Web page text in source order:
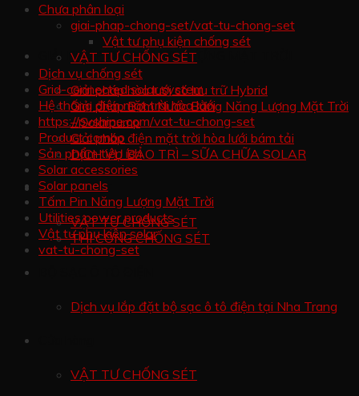
GIẢI PHÁP ĐIỆN NĂNG LƯỢNG MẶT TRỜI
Giải pháp hòa lưới có lưu trữ Hybrid
Giải pháp Bơm Nước Bằng Năng Lượng Mặt Trời
– Solarpump
Giải pháp điện mặt trời hòa lưới bám tải
DỊCH VỤ BẢO TRÌ – SỮA CHỮA SOLAR
CHỐNG SÉT
VẬT TƯ CHỐNG SÉT
THI CÔNG CHỐNG SÉT
Dịch vụ lắp đặt bộ sạc ô tô điện tại Nha Trang
VẬT TƯ CHỐNG SÉT
Chưa phân loại
giai-phap-chong-set/vat-tu-chong-set
Vật tư phụ kiện chống sét
VẬT TƯ CHỐNG SÉT
Dịch vụ chống sét
Grid-connected solar system
Hệ thống điện mặt trời hòa lưới
https://pvshine.com/vat-tu-chong-set
Product combo
Sản phẩm tiện ích
Solar accessories
Solar panels
Tấm Pin Năng Lượng Mặt Trời
Utilities power products
Vật tư phụ kiện solar
vat-tu-chong-set